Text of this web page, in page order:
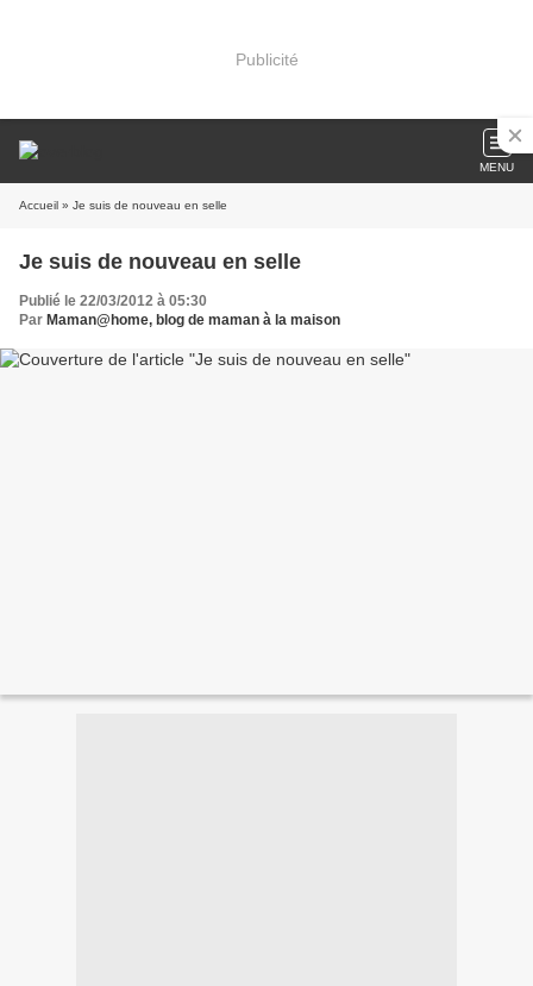
Publicité
MENU
Accueil » Je suis de nouveau en selle
Je suis de nouveau en selle
Publié le 22/03/2012 à 05:30
Par Maman@home, blog de maman à la maison